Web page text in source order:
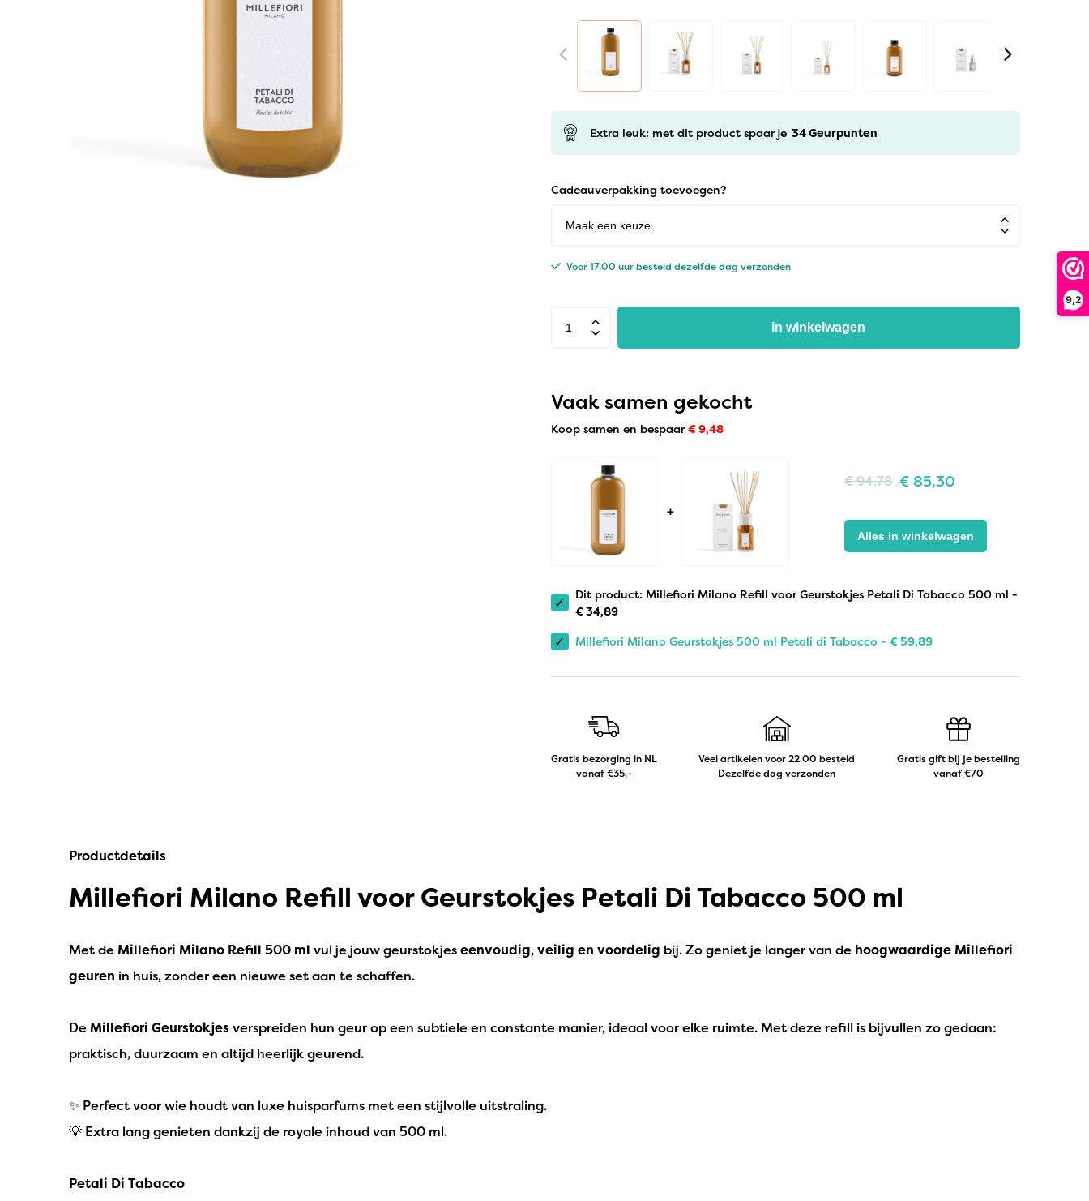
9,2
Horomia Wasparfum
Extra leuk: met dit product spaar je 34Geurpunten
Cadeauverpakking toevoegen?
Voor 17.00 uur besteld dezelfde dag verzonden
In winkelwagen
Vaak samen gekocht
Koop samen en bespaar€9,48
+
€94,78 €85,30
Alles in winkelwagen
✓
Dit product: Millefiori Milano Refill voor Geurstokjes Petali Di Tabacco 500 ml -
€34,89
✓ Millefiori Milano Geurstokjes 500 ml Petali di Tabacco - €59,89
Gratis bezorging in NL
vanaf €35,-
Veel artikelen voor 22.00 besteld
Dezelfde dag verzonden
Gratis gift bij je bestelling
vanaf €70
Productdetails
Millefiori Milano Refill voor Geurstokjes Petali Di Tabacco 500 ml
Met de Millefiori Milano Refill 500 ml vul je jouw geurstokjeseenvoudig, veilig en voordelig bij. Zo geniet je langer van de hoogwaardige Millefiori
geuren in huis, zonder een nieuwe set aan te schaffen.
De Millefiori Geurstokjesverspreiden hun geur op een subtiele en constante manier, ideaal voor elke ruimte. Met deze refill is bijvullen zo gedaan:
praktisch, duurzaam en altijd heerlijk geurend.
✨ Perfect voor wie houdt van luxe huisparfums met een stijlvolle uitstraling.
💡 Extra lang genieten dankzij de royale inhoud van 500 ml.
Petali Di Tabacco